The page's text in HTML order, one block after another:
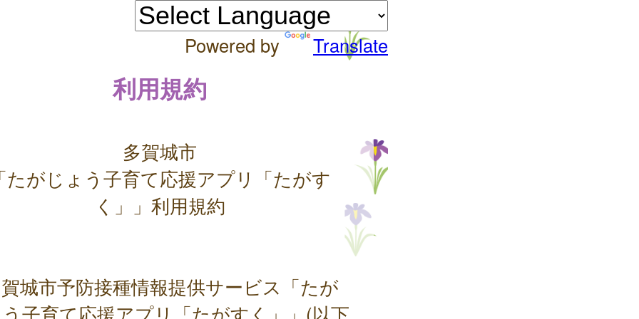
Powered by Translate
利用規約
多賀城市
たがじょう子育て応援アプリ「たがす
く」」利用規約
市予防接種情報提供サービス「たが
子育て応援アプリ「たがすく」」(以下